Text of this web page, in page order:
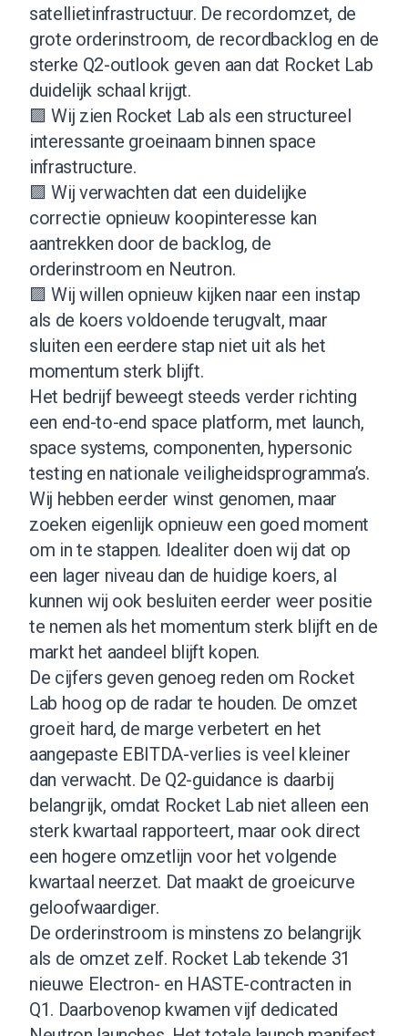
satellietinfrastructuur. De recordomzet, de
grote orderinstroom, de recordbacklog en de
sterke Q2-outlook geven aan dat Rocket Lab
duidelijk schaal krijgt.
🟪 Wij zien Rocket Lab als een structureel
interessante groeinaam binnen space
infrastructure.
🟪 Wij verwachten dat een duidelijke
correctie opnieuw koopinteresse kan
aantrekken door de backlog, de
orderinstroom en Neutron.
🟪 Wij willen opnieuw kijken naar een instap
als de koers voldoende terugvalt, maar
sluiten een eerdere stap niet uit als het
momentum sterk blijft.
Het bedrijf beweegt steeds verder richting
een end-to-end space platform, met launch,
space systems, componenten, hypersonic
testing en nationale veiligheidsprogramma’s.
Wij hebben eerder winst genomen, maar
zoeken eigenlijk opnieuw een goed moment
om in te stappen. Idealiter doen wij dat op
een lager niveau dan de huidige koers, al
kunnen wij ook besluiten eerder weer positie
te nemen als het momentum sterk blijft en de
markt het aandeel blijft kopen.
De cijfers geven genoeg reden om Rocket
Lab hoog op de radar te houden. De omzet
groeit hard, de marge verbetert en het
aangepaste EBITDA-verlies is veel kleiner
dan verwacht. De Q2-guidance is daarbij
belangrijk, omdat Rocket Lab niet alleen een
sterk kwartaal rapporteert, maar ook direct
een hogere omzetlijn voor het volgende
kwartaal neerzet. Dat maakt de groeicurve
geloofwaardiger.
De orderinstroom is minstens zo belangrijk
als de omzet zelf. Rocket Lab tekende 31
nieuwe Electron- en HASTE-contracten in
Q1. Daarbovenop kwamen vijf dedicated